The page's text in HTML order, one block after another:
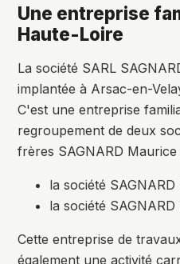
Une entreprise
Haute-Loire
La société SARL
implantée à Arsac-en-
C'est une entreprise
regroupement de deux
frères SAGNARD Maurice
la société
la société
Cette entreprise de
également une activité